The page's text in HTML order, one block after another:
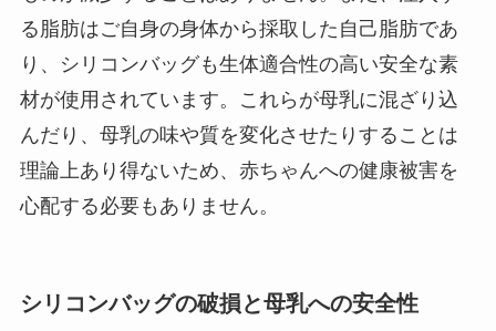
る脂肪はご自身の身体から採取した自己脂肪であ
り、シリコンバッグも生体適合性の高い安全な素
材が使用されています。これらが母乳に混ざり込
んだり、母乳の味や質を変化させたりすることは
理論上あり得ないため、赤ちゃんへの健康被害を
心配する必要もありません。
シリコンバッグの破損と母乳への安全性